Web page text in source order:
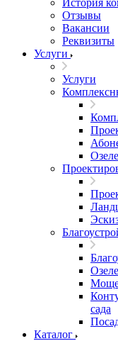
История
Отзывы
Вакансии
Реквизиты
Услуги
Услуги
сада
Каталог